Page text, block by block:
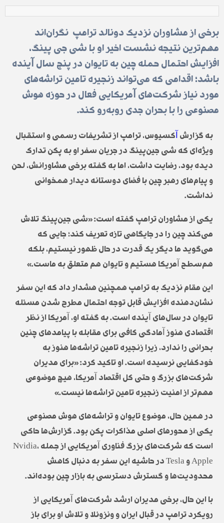
برخی از مشاوران نزدیک دونالد ترامپ نگران‌اند
مهم‌ترین نتیجه نشست اخیر او با شی جی پینگ،
افزایش احتمال حمله چین به تایوان در پنج سال آینده
باشد؛ اقدامی که می‌تواند زنجیره تامین تراشه‌های
مورد نیاز شرکت‌های آمریکایی فعال در حوزه هوش
مصنوعی را با بحران جدی روبه‌رو کند.
به گزارش آکسیوس، ترامپ از تشریفات رسمی و استقبال
ویژه‌ای که شی جین‌پینگ در جریان سفر او به پکن تدارک
دیده بود، رضایت داشت، اما به گفته برخی مشاورانش، لحن
و پیام‌های رهبر چین با فضای دوستانه دیدار همخوانی
نداشت.
یکی از مشاوران ترامپ گفته است: «شی جین‌پینگ تلاش
می‌کند چین را در جایگاهی تازه تعریف کند؛ جایی که
می‌گوید ما دیگر یک قدرت در حال ظهور نیستیم، بلکه
هم‌سطح آمریکا هستیم و تایوان هم متعلق به ماست.»
این مقام نزدیک به ترامپ همچنین هشدار داد که این سفر
نشان‌دهنده افزایش قابل توجه احتمال مطرح شدن مسئله
تایوان در سال‌های آینده است. به گفته او، آمریکا از نظر
اقتصادی هنوز آمادگی کافی برای مقابله با پیامدهای چنین
بحرانی را ندارد، زیرا زنجیره تامین تراشه‌ها هنوز به
خودکفایی نرسیده است. او تاکید کرد: «برای مدیران
شرکت‌های بزرگ و حتی کل اقتصاد آمریکا، هیچ موضوعی
مهم‌تر از امنیت زنجیره تامین تراشه‌ها نیست.»
در همین حال، موضوع تایوان و تراشه‌های هوش مصنوعی
یکی از محورهای اصلی مذاکرات پکن بود. گزارش‌ها حاکی
است که شرکت‌های بزرگ فناوری آمریکایی از جمله Nvidia،
Apple و Tesla در حاشیه این سفر به دنبال کاهش
محدودیت‌ها و گسترش دسترسی به بازار چین بوده‌اند.
با این حال، برخی مدیران ارشد شرکت‌های آمریکایی از
رویکرد ترامپ در قبال ایران و ونزوئلا و تلاش او برای باز